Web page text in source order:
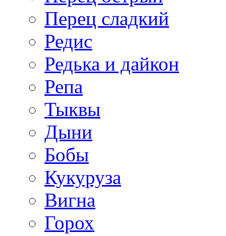
Перец сладкий
Редис
Редька и дайкон
Репа
Тыквы
Дыни
Бобы
Кукуруза
Вигна
Горох